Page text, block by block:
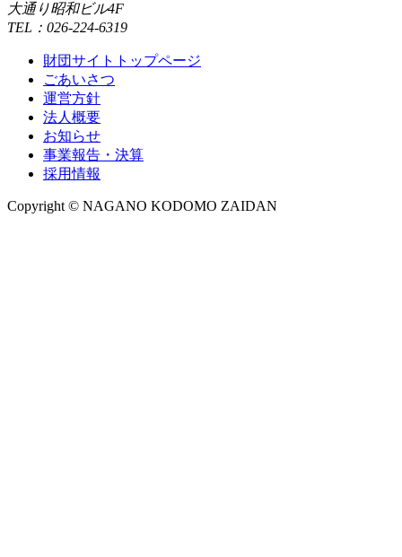
大通り昭和ビル4F
TEL：026-224-6319
財団サイトトップページ
ごあいさつ
運営方針
法人概要
お知らせ
事業報告・決算
採用情報
Copyright © NAGANO KODOMO ZAIDAN